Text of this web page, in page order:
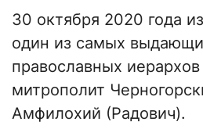
30 октября 2020 года
один из самых
православных
митрополит
Амфилохий (Радович).